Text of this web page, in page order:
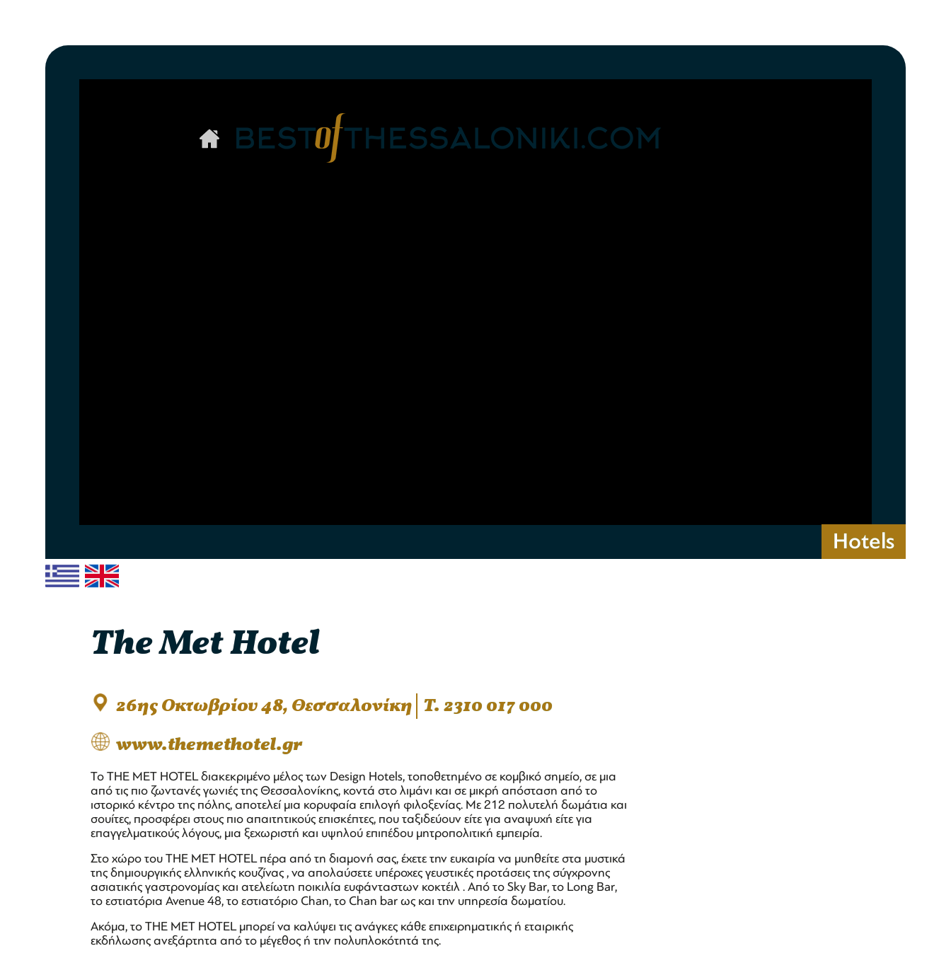
Hotels
The Met Hotel
26ης Οκτωβρίου 48, Θεσσαλονίκη T. 2310 017 000
www.themethotel.gr
Το THE MET HOTEL διακεκριμένο μέλος των Design Hotels, τοποθετημένο σε κομβικό σημείο, σε μια
από τις πιο ζωντανές γωνιές της Θεσσαλονίκης, κοντά στο λιμάνι και σε μικρή απόσταση από το
ιστορικό κέντρο της πόλης, αποτελεί μια κορυφαία επιλογή φιλοξενίας. Με 212 πολυτελή δωμάτια και
σουίτες, προσφέρει στους πιο απαιτητικούς επισκέπτες, που ταξιδεύουν είτε για αναψυχή είτε για
επαγγελματικούς λόγους, μια ξεχωριστή και υψηλού επιπέδου μητροπολιτική εμπειρία.
Στο χώρο του THE MET HOTEL πέρα από τη διαμονή σας, έχετε την ευκαιρία να μυηθείτε στα μυστικά
της δημιουργικής ελληνικής κουζίνας , να απολαύσετε υπέροχες γευστικές προτάσεις της σύγχρονης
ασιατικής γαστρονομίας και ατελείωτη ποικιλία ευφάνταστων κοκτέιλ . Από το Sky Bar, το Long Bar,
το εστιατόρια Avenue 48, το εστιατόριο Chan, το Chan bar ως και την υπηρεσία δωματίου.
Ακόμα, το THE MET HOTEL μπορεί να καλύψει τις ανάγκες κάθε επιχειρηματικής ή εταιρικής
εκδήλωσης ανεξάρτητα από το μέγεθος ή την πολυπλοκότητά της.